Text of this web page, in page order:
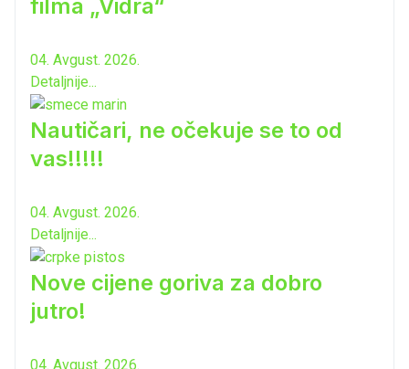
filma „Vidra“
04. Avgust. 2026.
Detaljnije...
Nautičari, ne očekuje se to od
vas!!!!!
04. Avgust. 2026.
Detaljnije...
Nove cijene goriva za dobro
jutro!
04. Avgust. 2026.